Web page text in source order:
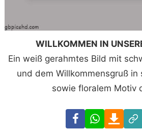
WILLKOMMEN IN
Ein weiß gerahmtes Bild mit
und dem Willkommensgruß in
sowie floralem Motiv
FacebookWhatsApp